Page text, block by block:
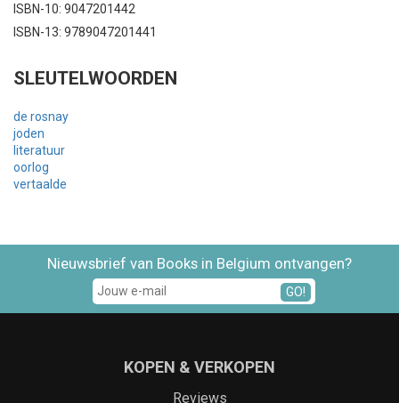
ISBN-10: 9047201442
ISBN-13: 9789047201441
SLEUTELWOORDEN
de rosnay
joden
literatuur
oorlog
vertaalde
Nieuwsbrief van Books in Belgium ontvangen?
GO!
KOPEN & VERKOPEN
Reviews